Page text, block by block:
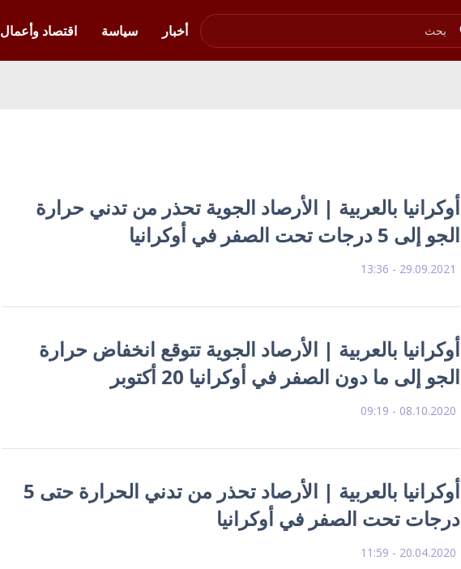
أخبار
سياسة اقتصاد وأعمال
أوكرانيا بالعربية | الأرصاد الجوية تحذر من تدني حرارة
الجو إلى 5 درجات تحت الصفر في أوكرانيا
29.09.2021 - 13:36
أوكرانيا بالعربية | الأرصاد الجوية تتوقع انخفاض حرارة
الجو إلى ما دون الصفر في أوكرانيا 20 أكتوبر
08.10.2020 - 09:19
أوكرانيا بالعربية | الأرصاد تحذر من تدني الحرارة حتى 5
درجات تحت الصفر في أوكرانيا
20.04.2020 - 11:59